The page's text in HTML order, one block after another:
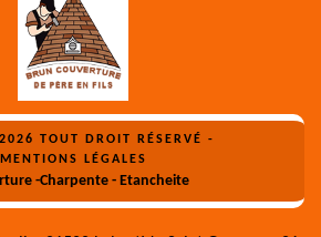
TOUT DROIT RÉSERVÉ -
MENTIONS LÉGALES
-Charpente - Etancheite